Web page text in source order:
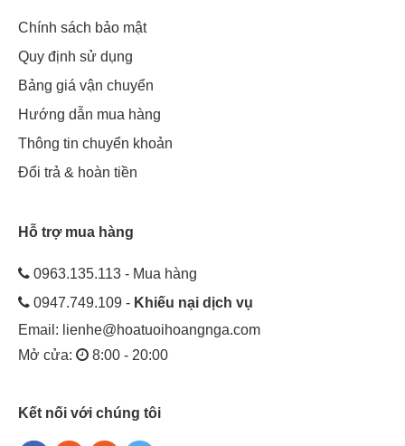
Chính sách bảo mật
Quy định sử dụng
Bảng giá vận chuyển
Hướng dẫn mua hàng
Thông tin chuyển khoản
Đổi trả & hoàn tiền
Hỗ trợ mua hàng
0963.135.113 - Mua hàng
0947.749.109 - Khiếu nại dịch vụ
Email: lienhe@hoatuoihoangnga.com
Mở cửa:
8:00 - 20:00
Kết nối với chúng tôi